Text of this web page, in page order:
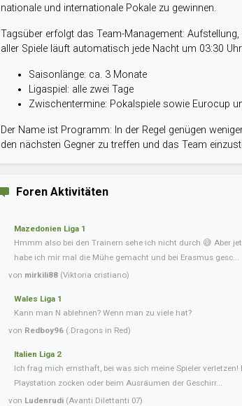
nationale und internationale Pokale zu gewinnen.
Tagsüber erfolgt das Team-Management:
aller Spiele läuft automatisch jede Nacht um 03:30 Uhr.
Saisonlänge: ca. 3 Monate
Ligaspiel: alle zwei Tage
Zwischentermine: Pokalspiele sowie Eurocup
Der Name ist Programm: In der Regel genügen
den nächsten Gegner zu treffen und das Team
Foren Aktivitäten
Mazedonien Liga 1
Hmmm also bei den Trainern sehe ich nicht durch 😅 Aber
habe ich mir mal die Mühe gemacht und bei Erasmus gesc...
von mirkili88 (Viktoria cristiano)
Wales Liga 1
Kann man N ablehnen? Wenn man zu viele hat?
von Redboy96 (.Dragons in Red)
Italien Liga 2
Ich frag mich ernsthaft, bei was sich meine Spieler verletzen!
Playstation zocken oder beim Ausräumen der Geschirr...
von Ludenrudi (Avanti Dilettanti 07)